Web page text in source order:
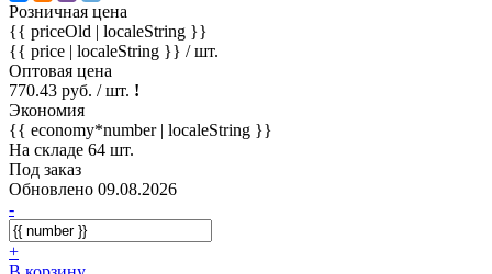
Розничная цена
{{ priceOld | localeString }}
{{ price | localeString }} / шт.
Оптовая цена
770.43 руб. / шт. !
Экономия
{{ economy*number | localeString }}
На складе 64 шт.
Под заказ
Обновлено 09.08.2026
-
+